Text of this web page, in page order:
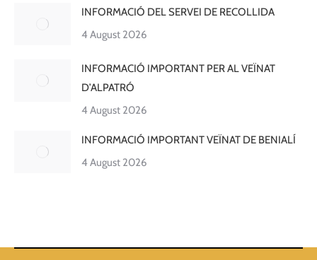
INFORMACIÓ DEL SERVEI DE RECOLLIDA
4 August 2026
INFORMACIÓ IMPORTANT PER AL VEÏNAT
D’ALPATRÓ
4 August 2026
INFORMACIÓ IMPORTANT VEÏNAT DE BENIALÍ
4 August 2026